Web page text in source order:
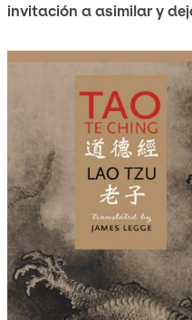
invitación a asimilar y